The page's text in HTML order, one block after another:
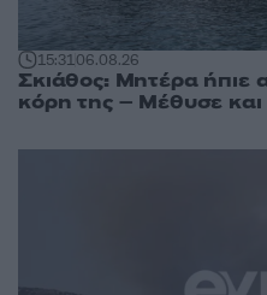
15:3106.08.26
Σκιάθος: Μητέρα ήπιε
κόρη της – Μέθυσε